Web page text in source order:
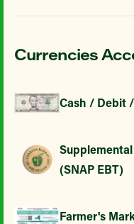
Currencies
Cash / Debit
(SNAP EBT)
Farmer's